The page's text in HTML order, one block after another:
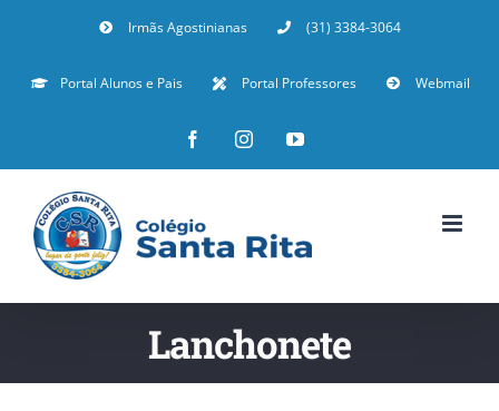
Irmãs Agostinianas (31) 3384-3064
Portal Alunos e Pais Portal Professores Webmail
Lanchonete